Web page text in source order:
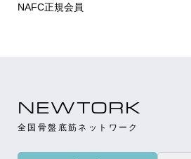
NAFC正規会員
NEWTORK
全国骨盤底筋ネットワーク